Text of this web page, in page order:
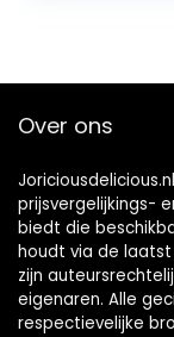
Over ons
prijsvergelijkings-
biedt die
houdt via de
zijn
eigenaren. Alle
respectievelijke